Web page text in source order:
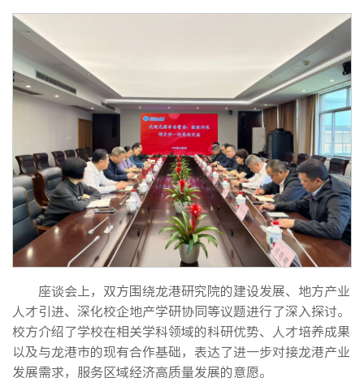
座谈会上，双方围绕龙港研究院的建设发展、地方产业
人才引进、深化校企地产学研协同等议题进行了深入探讨。
校方介绍了学校在相关学科领域的科研优势、人才培养成果
以及与龙港市的现有合作基础，表达了进一步对接龙港产业
发展需求，服务区域经济高质量发展的意愿。